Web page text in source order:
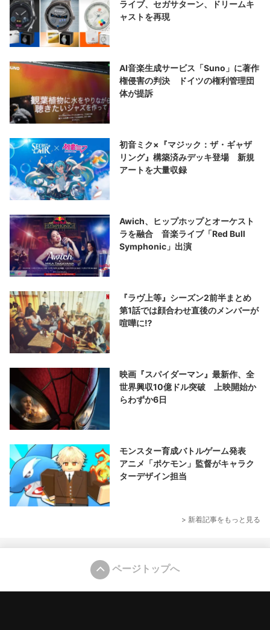
ライブ、セガサターン、ドリームキ
ャストを再現
AI音楽生成サービス「Suno」に著作
権侵害の判決 ドイツの権利管理団
体が提訴
初音ミク×『マジック：ザ・ギャザ
リング』構築済みデッキ登場 新規
アートを大量収録
Awich、ヒップホップとオーケスト
ラを融合 音楽ライブ「Red Bull
Symphonic」出演
『ラヴ上等』シーズン2前半まとめ
第1話では顔合わせ直後のメンバーが
喧嘩に⁉︎
映画『スパイダーマン』最新作、全
世界興収10億ドル突破 上映開始か
らわずか6日
モンスター育成バトルゲーム発表
アニメ「ポケモン」監督がキャラク
ターデザイン担当
> 新着記事をもっと見る
ページトップへ